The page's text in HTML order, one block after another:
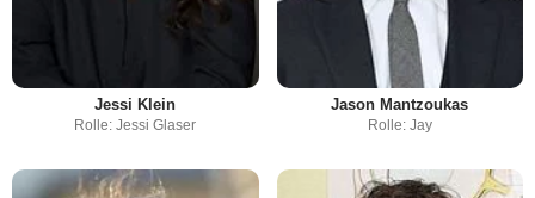
Jessi Klein
Rolle: Jessi Glaser
Jason Mantzoukas
Rolle: Jay